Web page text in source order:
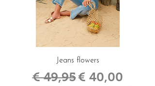
Jeans flowers
Normale prijs
€ 49,95Verkoopprijs
€ 40,00